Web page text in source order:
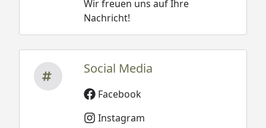
Wir freuen uns auf Ihre
Nachricht!
Social Media
Facebook
Instagram